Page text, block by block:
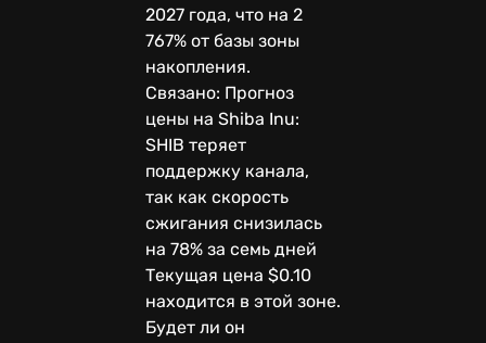
2027 года, что на 2
767% от базы зоны
накопления.
Связано: Прогноз
цены на Shiba Inu:
SHIB теряет
поддержку канала,
так как скорость
сжигания снизилась
на 78% за семь дней
Текущая цена $0.10
находится в этой зоне.
Будет ли он